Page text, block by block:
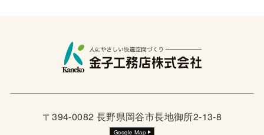
〒394-0082 長野県岡谷市長地御所2-13-8
Google Map